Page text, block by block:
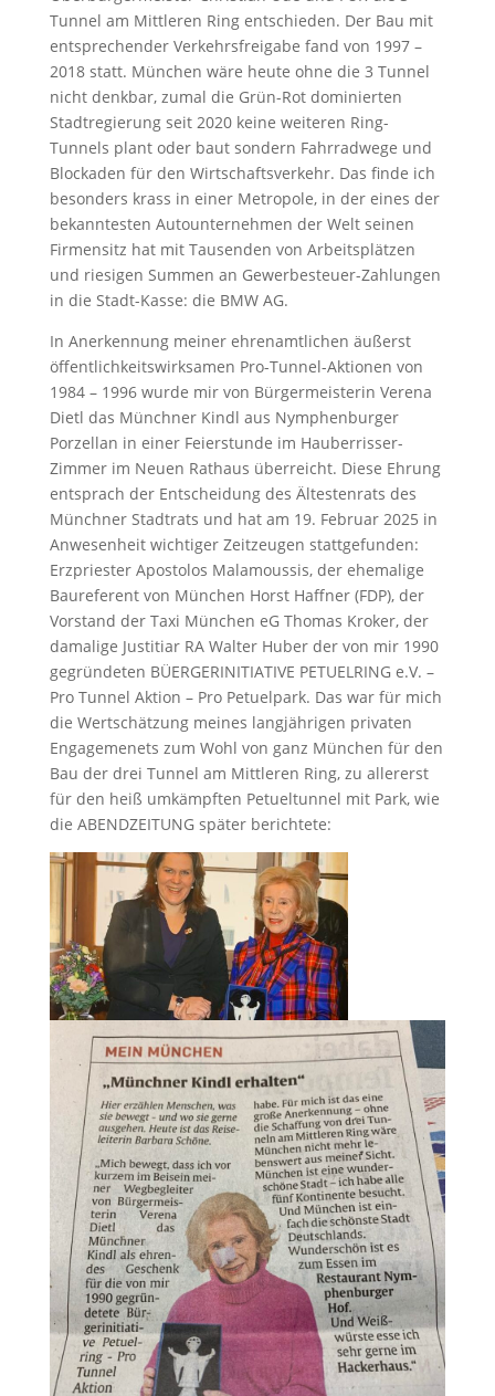
Tunnel am Mittleren Ring entschieden. Der Bau mit
entsprechender Verkehrsfreigabe fand von 1997 –
2018 statt. München wäre heute ohne die 3 Tunnel
nicht denkbar, zumal die Grün-Rot dominierten
Stadtregierung seit 2020 keine weiteren Ring-
Tunnels plant oder baut sondern Fahrradwege und
Blockaden für den Wirtschaftsverkehr. Das finde ich
besonders krass in einer Metropole, in der eines der
bekanntesten Autounternehmen der Welt seinen
Firmensitz hat mit Tausenden von Arbeitsplätzen
und riesigen Summen an Gewerbesteuer-Zahlungen
in die Stadt-Kasse: die BMW AG.
In Anerkennung meiner ehrenamtlichen äußerst
öffentlichkeitswirksamen Pro-Tunnel-Aktionen von
1984 – 1996 wurde mir von Bürgermeisterin Verena
Dietl das Münchner Kindl aus Nymphenburger
Porzellan in einer Feierstunde im Hauberrisser-
Zimmer im Neuen Rathaus überreicht. Diese Ehrung
entsprach der Entscheidung des Ältestenrats des
Münchner Stadtrats und hat am 19. Februar 2025 in
Anwesenheit wichtiger Zeitzeugen stattgefunden:
Erzpriester Apostolos Malamoussis, der ehemalige
Baureferent von München Horst Haffner (FDP), der
Vorstand der Taxi München eG Thomas Kroker, der
damalige Justitiar RA Walter Huber der von mir 1990
gegründeten BÜERGERINITIATIVE PETUELRING e.V. –
Pro Tunnel Aktion – Pro Petuelpark. Das war für mich
die Wertschätzung meines langjährigen privaten
Engagemenets zum Wohl von ganz München für den
Bau der drei Tunnel am Mittleren Ring, zu allererst
für den heiß umkämpften Petueltunnel mit Park, wie
die ABENDZEITUNG später berichtete: